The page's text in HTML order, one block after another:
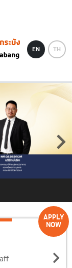
EN TH
APPLY
NOW